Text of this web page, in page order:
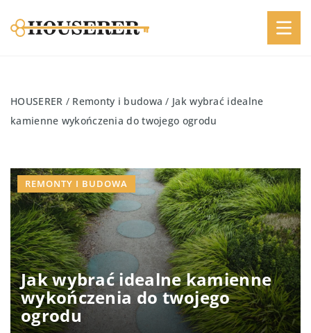
HOUSERER / Remonty i budowa / Jak wybrać idealne
kamienne wykończenia do twojego ogrodu
Jak wybrać idealne kamienne
wykończenia do twojego
ogrodu
REMONTY I BUDOWA